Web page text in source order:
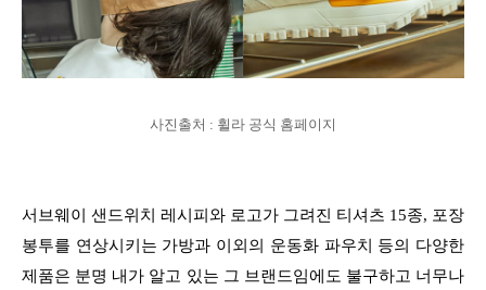
사진출처 : 휠라 공식 홈페이지
서브웨이 샌드위치 레시피와 로고가 그려진 티셔츠 15종, 포장
봉투를 연상시키는 가방과 이외의 운동화 파우치 등의 다양한
제품은 분명 내가 알고 있는 그 브랜드임에도 불구하고 너무나